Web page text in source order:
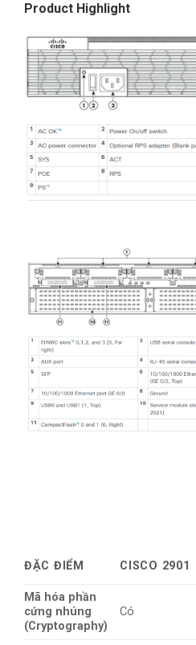
Product Highlight
ĐẶC ĐIỂM CISCO 2901
Mã hóa phần
cứng nhúng
(Cryptography)
Có